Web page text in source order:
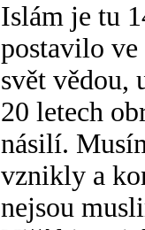
Islám je tu
postavilo
svět vědou,
20 letech
násilí.
vznikly a
nejsou